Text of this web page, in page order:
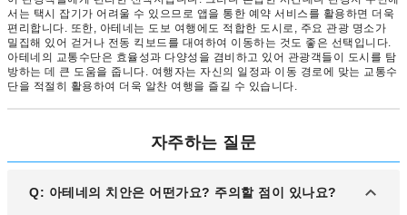
서는 택시 잡기가 어려울 수 있으므로 앱을 통한 예약 서비스를 활용하면 더욱
편리합니다. 또한, 아테네는 도보 여행에도 적합한 도시로, 주요 관광 명소가
밀집해 있어 걷거나 전동 킥보드를 대여하여 이동하는 것도 좋은 선택입니다.
아테네의 교통수단은 효율성과 다양성을 겸비하고 있어 관광객들이 도시를 탐
방하는 데 큰 도움을 줍니다. 여행자는 자신의 일정과 이동 경로에 맞는 교통수
단을 적절히 활용하여 더욱 알찬 여행을 즐길 수 있습니다.
자주하는 질문
Q: 아테네의 치안은 어떤가요? 주의할 점이 있나요?